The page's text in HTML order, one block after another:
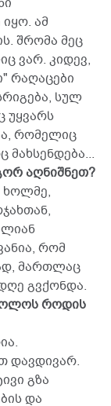
ამ
შრომა მეც
ვარ. კიდევ,
რაღაცები
სულ
უყვარს
რომელიც
მახსენდება...
აღნიშნეთ?
ხოლმე,
რომ
მართლაც
გვქონდა.
როდის
დავდივარ.
გზა
და